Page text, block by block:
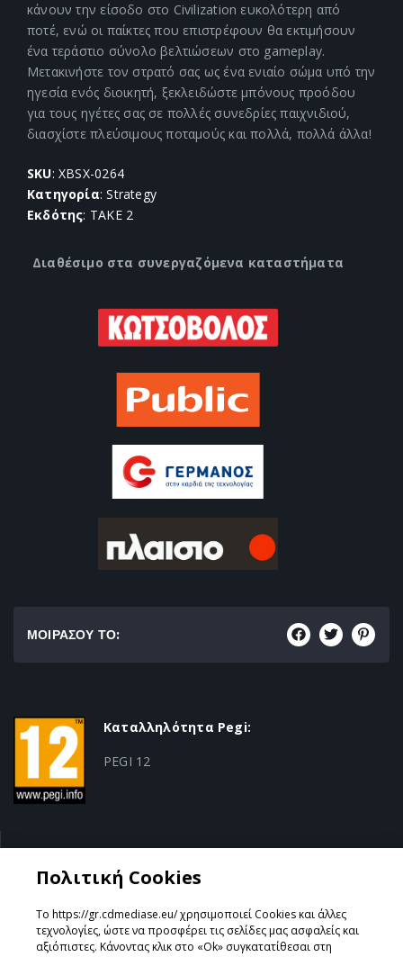
κάνουν την είσοδο στο Civilization ευκολότερη από
ποτέ, ενώ οι παίκτες που επιστρέφουν θα εκτιμήσουν
ένα τεράστιο σύνολο βελτιώσεων στο gameplay.
Μετακινήστε τον στρατό σας ως ένα ενιαίο σώμα υπό την
ηγεσία ενός διοικητή, ξεκλειδώστε μπόνους προόδου
για τους ηγέτες σας σε πολλές συνεδρίες παιχνιδιού,
διασχίστε πλεύσιμους ποταμούς και πολλά, πολλά άλλα!
SKU: XBSX-0264
Κατηγορία: Strategy
Εκδότης: TAKE 2
Διαθέσιμο στα συνεργαζόμενα καταστήματα
ΜΟΙΡΑΣΟΥ ΤΟ:
Καταλληλότητα Pegi:
PEGI 12
Strategy
Πολιτική Cookies
Το https://gr.cdmediase.eu/ χρησιμοποιεί Cookies και άλλες
τεχνολογίες, ώστε να προσφέρει τις σελίδες μας ασφαλείς και
αξιόπιστες. Κάνοντας κλικ στο «Ok» συγκατατίθεσαι στη